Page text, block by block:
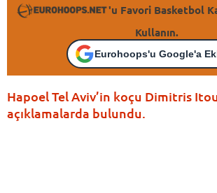
'u Favori Basketbol
Kullanın.
Eurohoops'u Google'a
Hapoel Tel Aviv’in koçu Dimitris
açıklamalarda bulundu.